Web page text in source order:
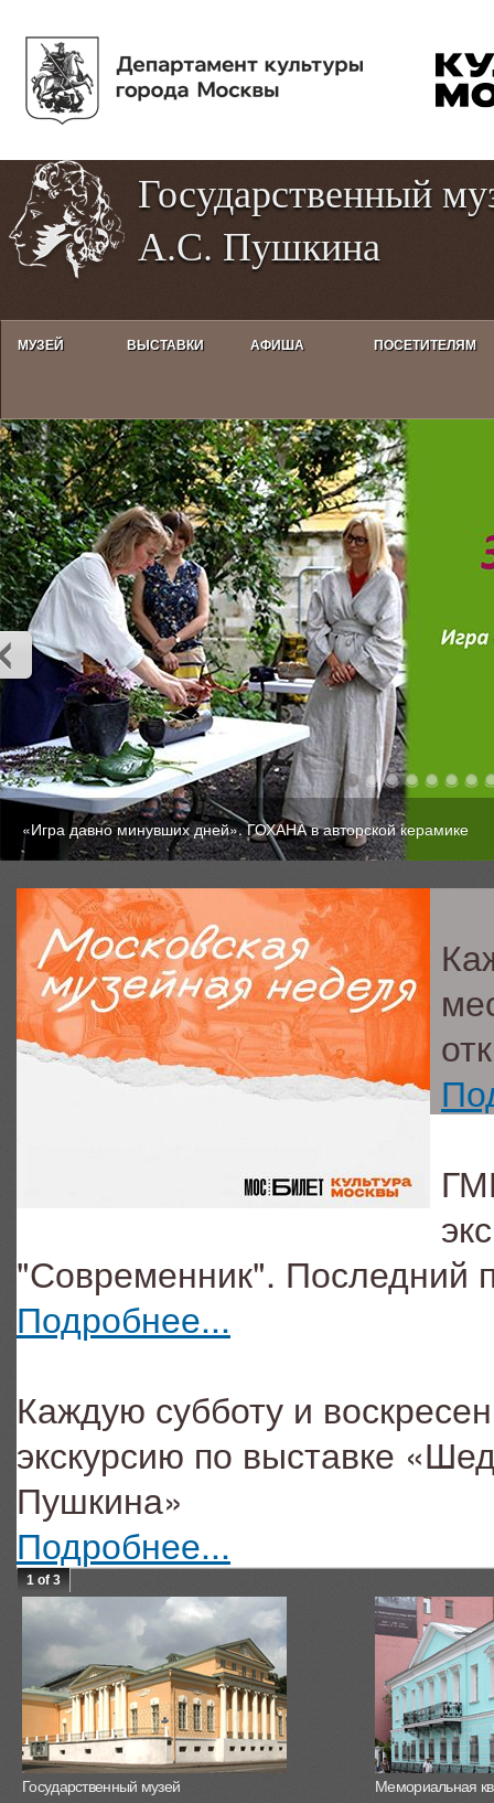
Государственный
А.С. Пушкина
МУЗЕЙ ВЫСТАВКИ АФИША ПОСЕТИТЕЛЯМ
«Игра давно минувших дней». ГОХАНА в авторской керамике
"Современник". Последний
Подробнее...
Каждую субботу и
экскурсию по выставке
Пушкина»
Подробнее...
1 of 3
Государственный музей
Мемориальная